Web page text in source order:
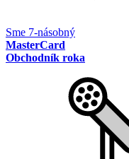
Sme 7-násobný
MasterCard
Obchodník roka